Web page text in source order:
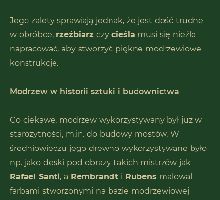
Jego zalety sprawiają jednak, że jest dość trudne
w obróbce, rzeźbiarz czy cieśla musi się nieźle
napracować, aby stworzyć piękne modrzewiowe
konstrukcje.
Modrzew w historii sztuki i budownictwa
Co ciekawe, modrzew wykorzystywany był już w
starożytności, m.in. do budowy mostów. W
średniowieczu jego drewno wykorzystywane było
np. jako deski pod obrazy takich mistrzów jak
Rafael Santi, a Rembrandt i Rubens malowali
farbami stworzonymi na bazie modrzewiowej